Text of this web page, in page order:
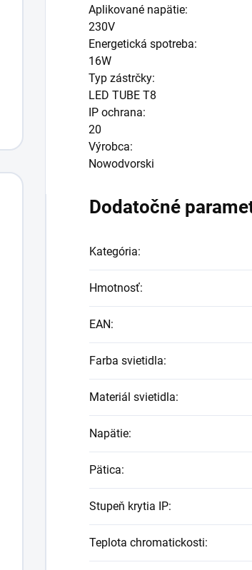
Aplikované napätie:
230V
Energetická spotreba:
16W
Typ zástrčky:
LED TUBE T8
IP ochrana:
20
Výrobca:
Nowodvorski
Dodatočné
Kategória:
Hmotnosť:
EAN:
Farba svietidla:
Materiál svietidla:
Napätie:
Pätica:
Stupeň krytia IP:
Teplota chromatickosti: